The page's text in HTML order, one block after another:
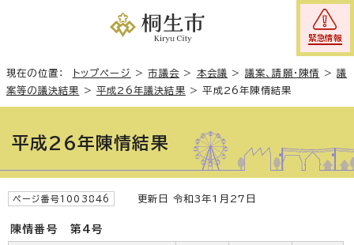
緊急情報
現在の位置： トップページ >市議会 > 本会議 > 議案、請願・陳情 >議
案等の議決結果
>平成26年議決結果 >平成26年陳情結果
平成26年陳情結果
ページ番号1003846 更新日 令和3年1月27日
陳情番号 第4号